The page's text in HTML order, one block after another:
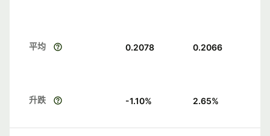
平均 0.2078 0.2066
升跌 -1.10% 2.65%